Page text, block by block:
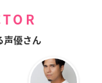
声優さん